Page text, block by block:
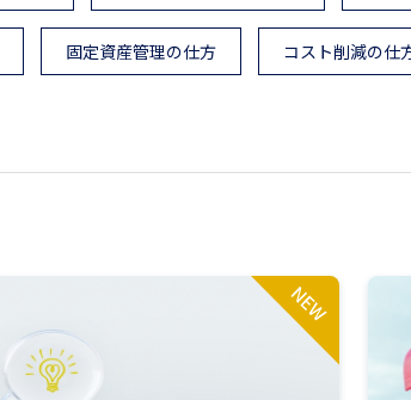
固定資産管理の仕方 コスト削減の仕